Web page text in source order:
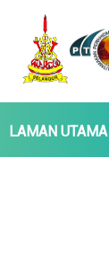
LAMAN UTAMA